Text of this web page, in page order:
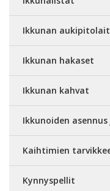
Ikkunan
Ikkunan hakaset
Ikkunan kahvat
Ikkunoiden
Kaihtimien
Kynnyspellit